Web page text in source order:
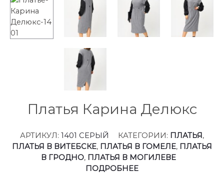
Платья Карина Делюкс
АРТИКУЛ: 1401 СЕРЫЙ КАТЕГОРИИ: ПЛАТЬЯ,
ПЛАТЬЯ В ВИТЕБСКЕ, ПЛАТЬЯ В ГОМЕЛЕ, ПЛАТЬЯ
В ГРОДНО, ПЛАТЬЯ В МОГИЛЕВЕ
ПОДРОБНЕЕ